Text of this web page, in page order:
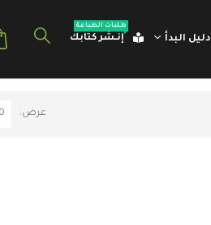
دليل البدأ إنـشر كتابك
طلبات الطباعة
عرض: